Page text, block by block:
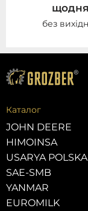
щодня
без
Каталог
JOHN DEERE
HIMOINSA
USARYA
SAE-SMB
YANMAR
EUROMILK